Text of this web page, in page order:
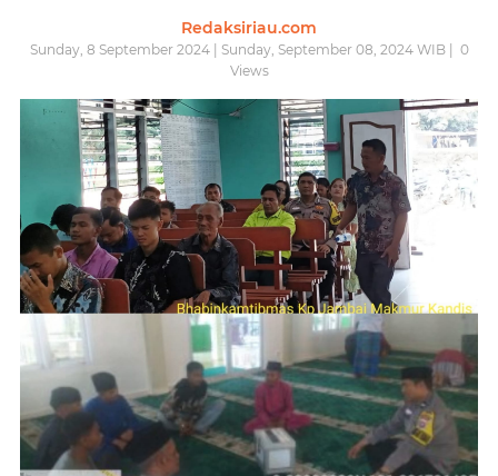
Redaksiriau.com
Sunday, 8 September 2024 | Sunday, September 08, 2024 WIB |
0
Views